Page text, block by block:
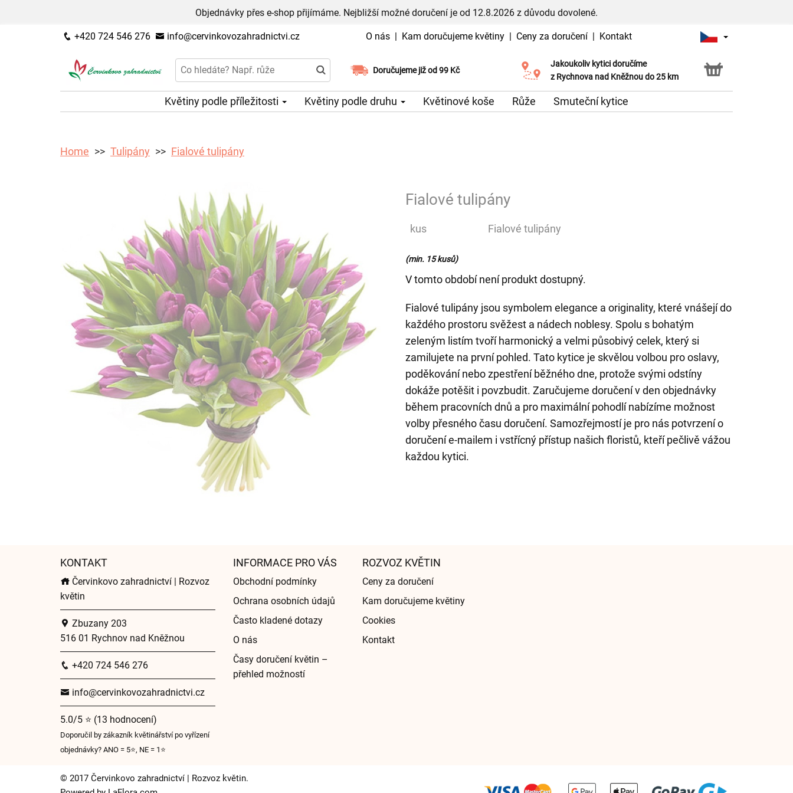
Objednávky přes e-shop přijímáme. Nejbližší možné doručení je od 12.8.2026 z důvodu dovolené.
+420 724 546 276 info@cervinkovozahradnictvi.cz O nás | Kam doručujeme květiny | Ceny za doručení | Kontakt
Doručujeme již od 99 Kč
Možný výběr času a dne doručení
Jakoukoliv kytici doručíme
z Rychnova nad Kněžnou do 25 km
Možnost vyzvednout v naší květince
Květiny podle příležitosti Květiny podle druhu Květinové koše Růže Smuteční kytice
Home Tulipány Fialové tulipány
Fialové tulipány
kus Fialové tulipány
(min. 15 kusů)
V tomto období není produkt dostupný.
Fialové tulipány jsou symbolem elegance a originality, které vnášejí do
každého prostoru svěžest a nádech noblesy. Spolu s bohatým
zeleným listím tvoří harmonický a velmi působivý celek, který si
zamilujete na první pohled. Tato kytice je skvělou volbou pro oslavy,
poděkování nebo zpestření běžného dne, protože svými odstíny
dokáže potěšit i povzbudit. Zaručujeme doručení v den objednávky
během pracovních dnů a pro maximální pohodlí nabízíme možnost
volby přesného času doručení. Samozřejmostí je pro nás potvrzení o
doručení e-mailem i vstřícný přístup našich floristů, kteří pečlivě vážou
každou kytici.
KONTAKT
Červinkovo zahradnictví | Rozvoz
květin
Zbuzany 203
516 01 Rychnov nad Kněžnou
+420 724 546 276
info@cervinkovozahradnictvi.cz
5.0/5 ⭐ (13 hodnocení)
Doporučil by zákazník květinářství po vyřízení
objednávky? ANO = 5⭐, NE = 1⭐
INFORMACE PRO VÁS
Obchodní podmínky
Ochrana osobních údajů
Často kladené dotazy
O nás
Časy doručení květin –
přehled možností
ROZVOZ KVĚTIN
Ceny za doručení
Kam doručujeme květiny
Cookies
Kontakt
© 2017 Červinkovo zahradnictví | Rozvoz květin.